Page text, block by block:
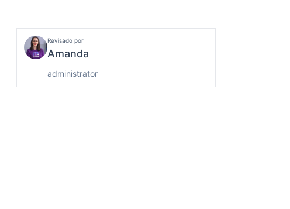
Revisado por
Amanda
administrator